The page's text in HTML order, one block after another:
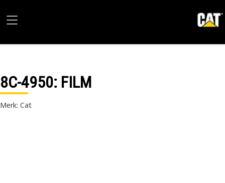
8C-4950: FILM
Merk: Cat